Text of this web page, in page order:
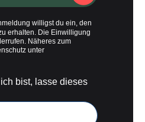
willigst du ein, den
erhalten. Die Einwilligung
Näheres zum
unter
bist, lasse dieses